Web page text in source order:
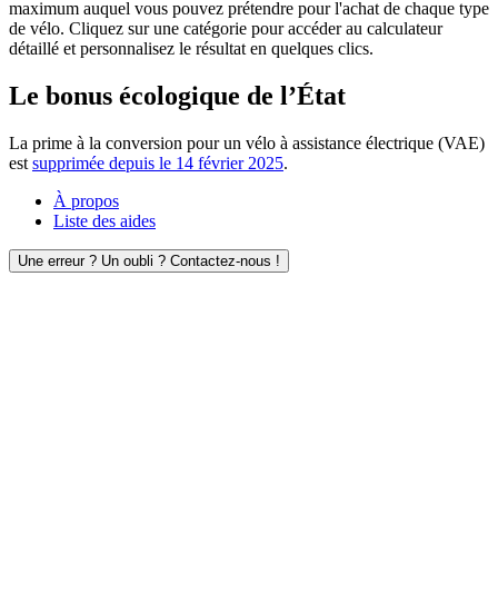
maximum auquel vous pouvez prétendre pour l'achat de chaque type
de vélo. Cliquez sur une catégorie pour accéder au calculateur
détaillé et personnalisez le résultat en quelques clics.
Le bonus écologique de l’État
La prime à la conversion pour un vélo à assistance électrique (VAE)
est supprimée depuis le 14 février 2025.
À propos
Liste des aides
Une erreur ? Un oubli ? Contactez-nous !